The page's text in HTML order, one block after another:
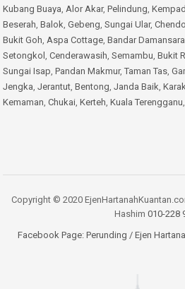
Kubang Buaya, Alor Akar, Pelindung,
Beserah, Balok, Gebeng, Sungai Ular,
Bukit Goh, Aspa Cottage, Bandar
Setongkol , Cenderawasih, Semambu, Bukit
Sungai Isap, Pandan Makmur, Taman Tas,
Jengka, Jerantut, Bentong, Janda Baik,
Kemaman, Chukai, Kerteh, Kuala Terengganu,
Copyright © 2020
Hashim 010-228
Facebook Page: Perunding / Ejen